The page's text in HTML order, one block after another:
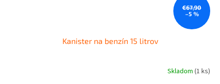
€67,90
–5 %
Kanister na benzín 15 litrov
Skladom (1 ks)